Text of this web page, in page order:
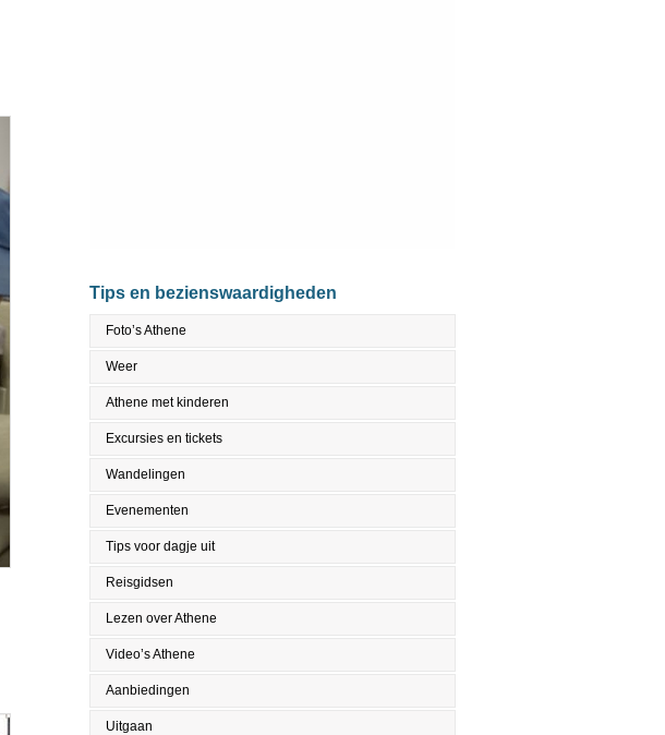
Tips en bezienswaardigheden
Foto’s Athene
Weer
Athene met kinderen
Excursies en tickets
Wandelingen
Evenementen
Tips voor dagje uit
Reisgidsen
Lezen over Athene
Video’s Athene
Aanbiedingen
Uitgaan